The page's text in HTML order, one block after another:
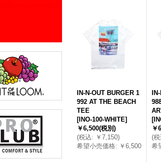
IN-N-OUT BURGER 1
992 AT THE BEACH
TEE
[INO-100-WHITE]
￥6,500(税別)
(税込: ￥7,150)
希望小売価格: ￥6,500
[
￥
(税
希